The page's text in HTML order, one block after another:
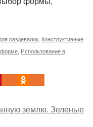
раздевалок Конструктивные
Использование в